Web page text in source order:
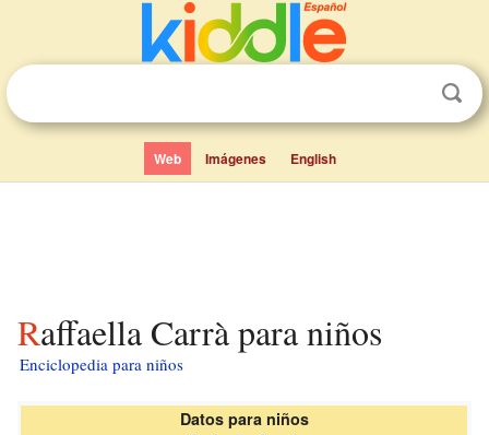
Web Imágenes English
Raffaella Carrà para niños
Enciclopedia para niños
Datos para niños